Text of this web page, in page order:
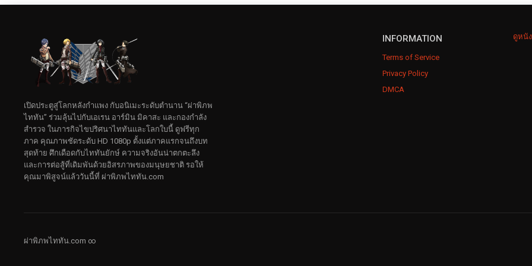
INFORMATION
Terms of Service
Privacy Policy
DMCA
ดูหนั
เปิดประตูสู่โลกหลังกำแพง กับอนิเมะระดับตำนาน “ผ่าพิภพ
ไททัน” ร่วมลุ้นไปกับเอเรน อาร์มิน มิคาสะ และกองกำลัง
สำรวจ ในภารกิจไขปริศนาไททันและโลกใบนี้ ดูฟรีทุก
ภาค คุณภาพชัดระดับ HD 1080p ตั้งแต่ภาคแรกจนถึงบท
สุดท้าย ศึกเดือดกับไททันยักษ์ ความจริงอันน่าตกตะลึง
และการต่อสู้ที่เดิมพันด้วยอิสรภาพของมนุษยชาติ รอให้
คุณมาพิสูจน์แล้ววันนี้ที่ ผ่าพิภพไททัน.com
ผ่าพิภพไททัน.com ∞